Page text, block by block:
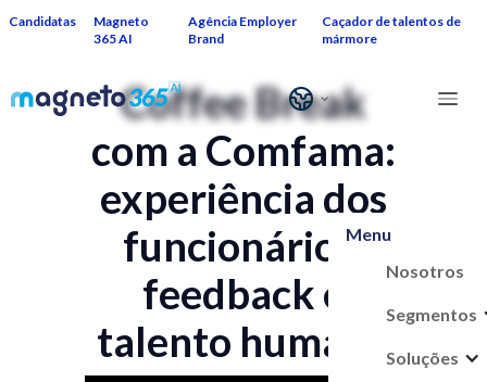
Candidatas
Magneto
365 AI
Agência Employer
Brand
Caçador de talentos de
mármore
Menu
Nosotros
Segmentos
Soluções
Coffee Break
com a Comfama:
experiência dos
funcionários,
feedback e
talento humano